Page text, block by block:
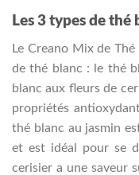
Les 3 types de thé
Le Creano Mix de
de thé blanc : le thé
blanc aux fleurs de
propriétés
thé blanc au jasmin
et est idéal pour se
cerisier a une saveur